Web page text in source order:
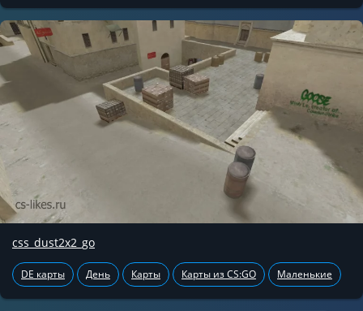
css_dust2x2_go
DE карты День Карты Карты из CS:GO Маленькие